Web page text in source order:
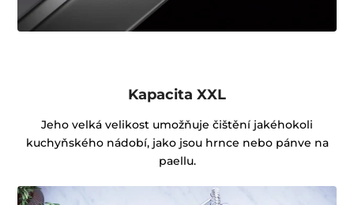
Kapacita XXL
Jeho velká velikost umožňuje čištění jakéhokoli
kuchyňského nádobí, jako jsou hrnce nebo pánve na
paellu.